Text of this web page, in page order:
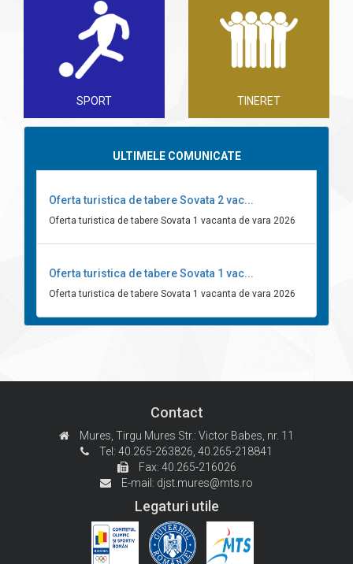
SPORT TINERET
ULTIMELE COMUNICATE
Oferta turistica de tabere Sovata 2 vac...
Oferta turistica de tabere Sovata 1 vacanta de vara 2026
Oferta turistica de tabere Sovata 1 vac...
Oferta turistica de tabere Sovata 1 vacanta de vara 2026
Contact
Mures, Tirgu Mures Str.: Victor Babes, nr. 11
Tel: 40.265-263826, 40.265-218841
Fax: 40.265-216026
E-mail: djst.mures@mts.ro
Legaturi utile